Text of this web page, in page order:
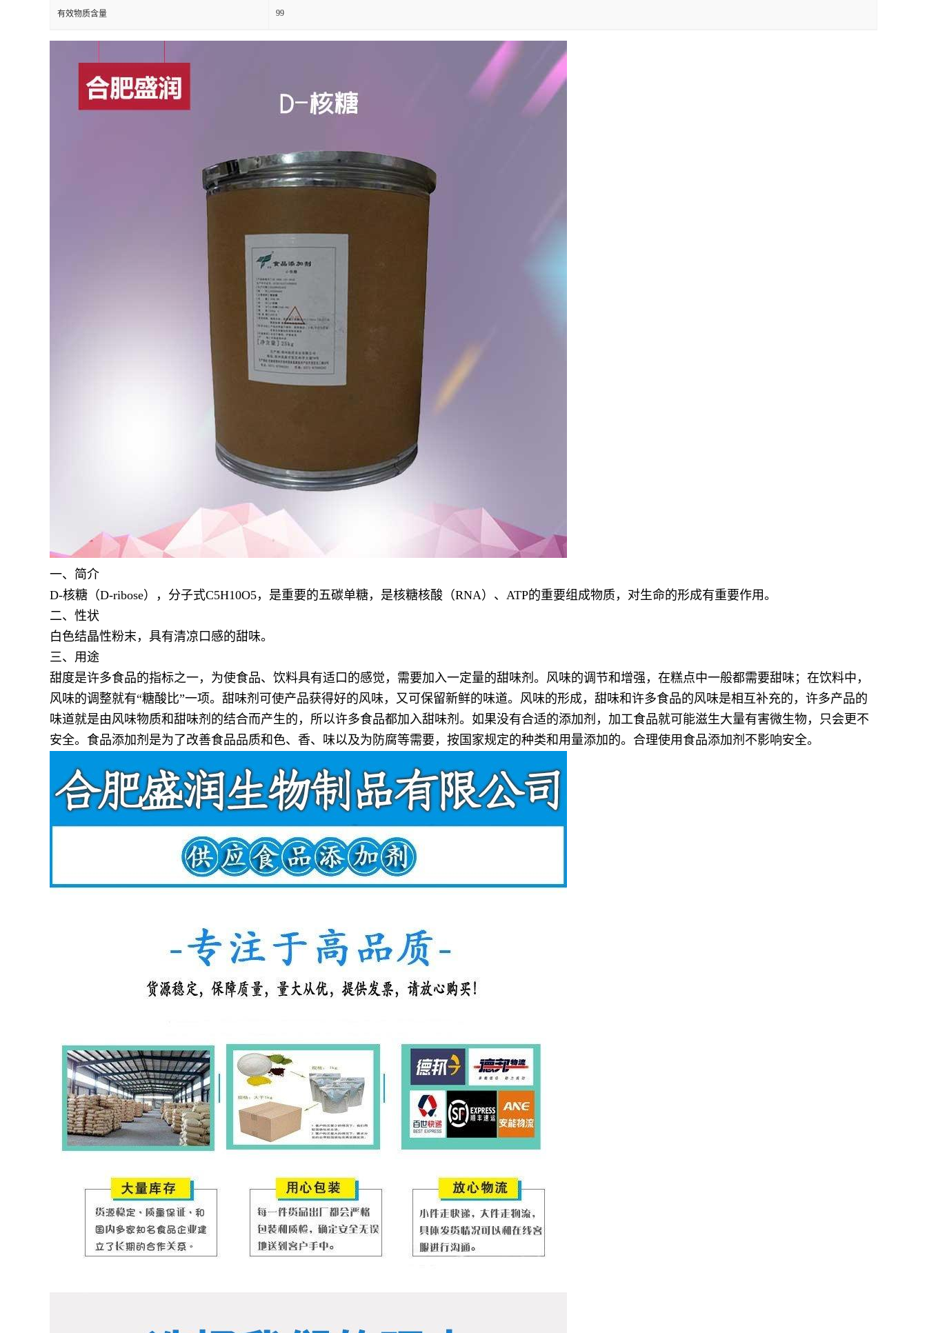
有效物质含量 99
一、简介
D-核糖（D-ribose），分子式C5H10O5，是重要的五碳单糖，是核糖核酸（RNA）、ATP的重要组成物质，对生命的形成有重要作用。
二、性状
白色结晶性粉末，具有清凉口感的甜味。
三、用途
甜度是许多食品的指标之一，为使食品、饮料具有适口的感觉，需要加入一定量的甜味剂。 风味的调节和增强，在糕点中一般都需要甜味；在饮料中，
风味的调整就有“糖酸比”一项。甜味剂可使产品获得好的风味，又可保留新鲜的味道。 风味的形成，甜味和许多食品的风味是相互补充的，许多产品的
味道就是由风味物质和甜味剂的结合而产生的，所以许多食品都加入甜味剂。如果没有合适的添加剂，加工食品就可能滋生大量有害微生物，只会更不
安全。食品添加剂是为了改善食品品质和色、香、味以及为防腐等需要，按国家规定的种类和用量添加的。合理使用食品添加剂不影响安全。